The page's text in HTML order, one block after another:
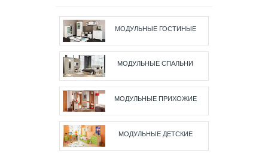
МОДУЛЬНЫЕ ГОСТИНЫЕ
МОДУЛЬНЫЕ СПАЛЬНИ
МОДУЛЬНЫЕ ПРИХОЖИЕ
МОДУЛЬНЫЕ ДЕТСКИЕ